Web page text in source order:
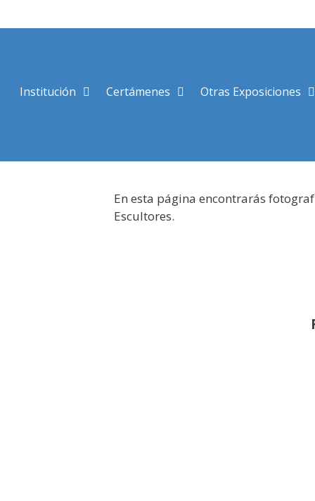
al
Institución Certámenes Otras Exposiciones
En esta página encontrarás
Escultores.